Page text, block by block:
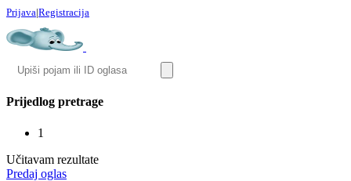
Prijava|Registracija
Prijedlog pretrage
1
Učitavam rezultate
Predaj oglas